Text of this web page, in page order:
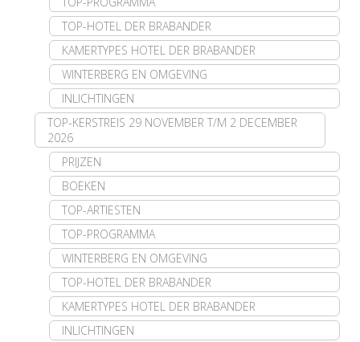
TOP-HOTEL DER BRABANDER
KAMERTYPES HOTEL DER BRABANDER
WINTERBERG EN OMGEVING
INLICHTINGEN
TOP-KERSTREIS 29 NOVEMBER T/M 2 DECEMBER
2026
PRIJZEN
BOEKEN
TOP-ARTIESTEN
TOP-PROGRAMMA
WINTERBERG EN OMGEVING
TOP-HOTEL DER BRABANDER
KAMERTYPES HOTEL DER BRABANDER
INLICHTINGEN